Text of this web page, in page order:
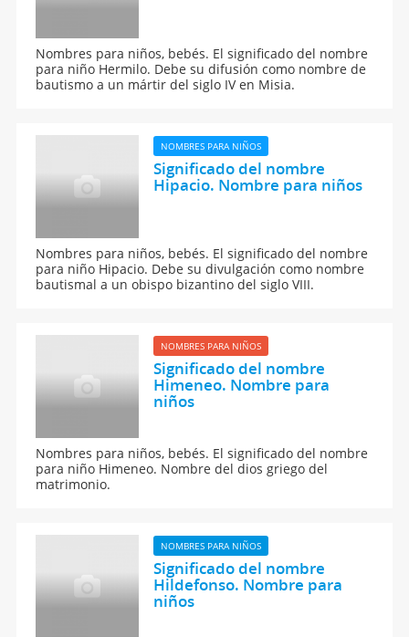
Nombres para niños, bebés. El significado del nombre
para niño Hermilo. Debe su difusión como nombre de
bautismo a un mártir del siglo IV en Misia.
NOMBRES PARA NIÑOS
Significado del nombre
Hipacio. Nombre para niños
Nombres para niños, bebés. El significado del nombre
para niño Hipacio. Debe su divulgación como nombre
bautismal a un obispo bizantino del siglo VIII.
NOMBRES PARA NIÑOS
Significado del nombre
Himeneo. Nombre para
niños
Nombres para niños, bebés. El significado del nombre
para niño Himeneo. Nombre del dios griego del
matrimonio.
NOMBRES PARA NIÑOS
Significado del nombre
Hildefonso. Nombre para
niños